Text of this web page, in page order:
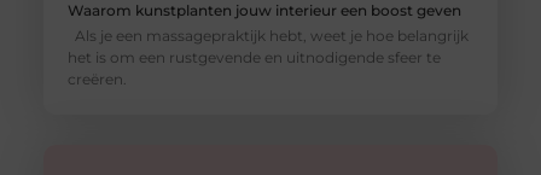
Waarom kunstplanten jouw interieur een boost geven
Als je een massagepraktijk hebt, weet je hoe belangrijk
het is om een rustgevende en uitnodigende sfeer te
creëren.